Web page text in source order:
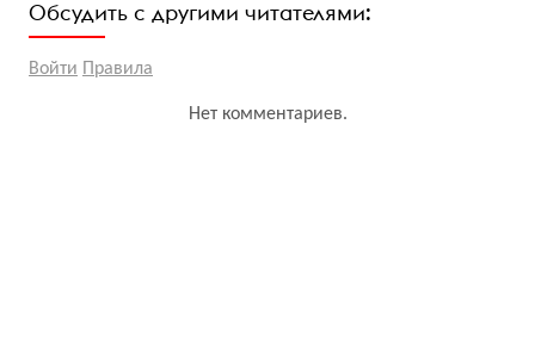
Обсудить с другими читателями:
Войти Правила
Нет комментариев.